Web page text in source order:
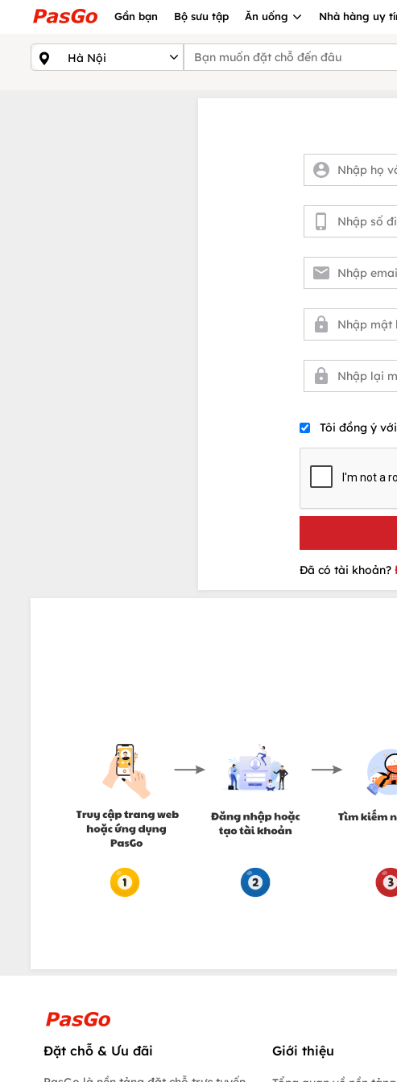
Gần bạn Bộ sưu tập Ăn uống Nhà hàng uy
Tôi đồng ý
Đã có tài khoản?
Đặt chỗ & Ưu đãi Giới thiệu